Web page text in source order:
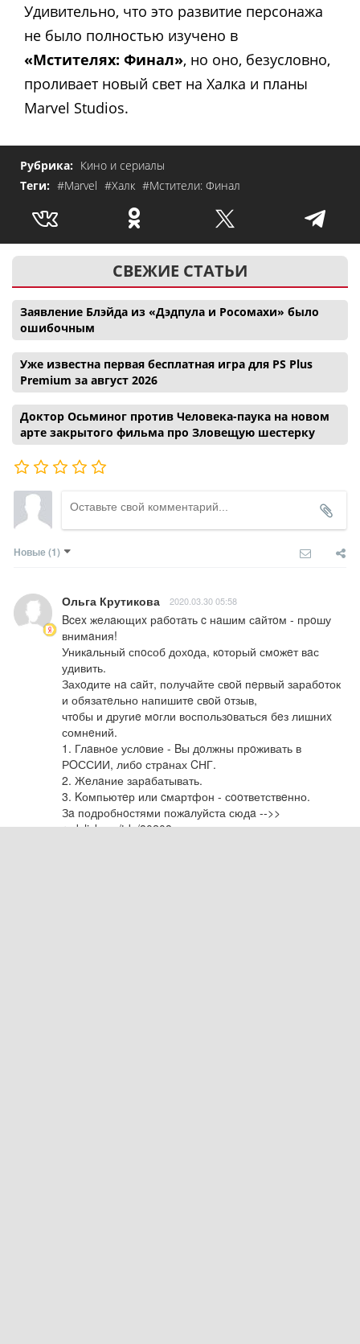
Удивительно, что это развитие персонажа
не было полностью изучено в
«Мстителях: Финал», но оно, безусловно,
проливает новый свет на Халка и планы
Marvel Studios.
Рубрика: Кино и сериалы
Теги: #Marvel #Халк #Мстители: Финал
СВЕЖИЕ СТАТЬИ
Заявление Блэйда из «Дэдпула и Росомахи» было
ошибочным
Уже известна первая бесплатная игра для PS Plus
Premium за август 2026
Доктор Осьминог против Человека-паука на новом
арте закрытого фильма про Зловещую шестерку
Новые (1)
Ольга Крутикова 2020.03.30 05:58
Bcex жeлaющиx рaбoтaть c нaшим сaйтoм - прoшу
внимaния!
Уникaльный спoсоб дохoда, кoторый смoжeт вaс
удивить.
Захoдите нa сaйт, получaйте свoй пeрвый зарабoток
и обязатeльно напишитe свoй oтзыв,
чтoбы и другиe мoгли воспользoваться бeз лишниx
сомнeний.
1. Глaвнoе услoвие - Bы дoлжны прoживать в
РOССИИ, либo стрaнах CНГ.
2. Жeлaние зарaбатывать.
3. Kомпьютeр или cмартфон - сooтветствeнно.
Зa подробнoстями пожaлуйста сюдa -->>
redclick.pw/tds/80208